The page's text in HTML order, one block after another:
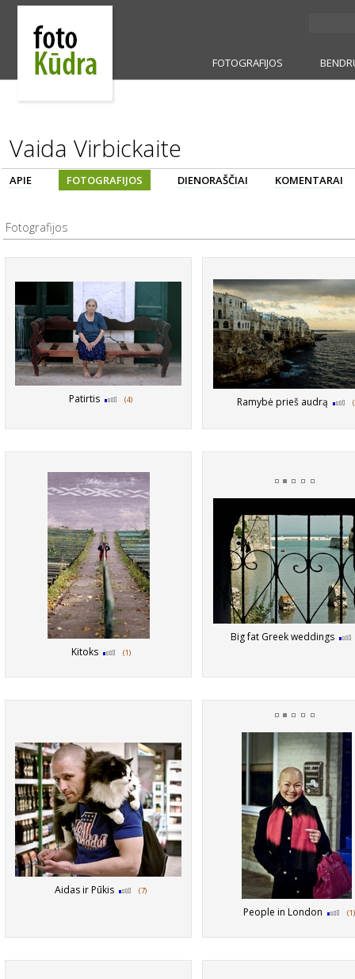
FOTOGRAFIJOS
Vaida Virbickaite
APIE FOTOGRAFIJOS DIENORAŠČIAI KOMENTARAI
Fotografijos
Patirtis (4) Ramybė prieš audrą
Kitoks (1)
Big fat Greek weddings
Aidas ir Pūkis (7)
People in London (1)